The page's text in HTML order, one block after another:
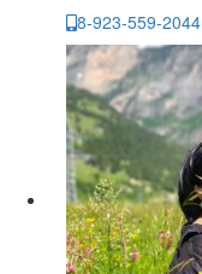
8-923-559-2044